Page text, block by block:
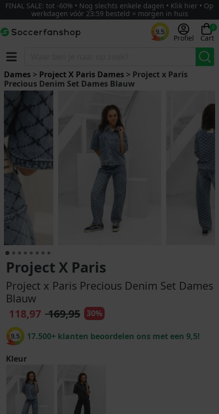
FINAL SALE: tot -60% • Nog slechts enkele dagen • Klik hier • Op
werkdagen vóór 23:59 besteld = morgen in huis
9.5
Profiel
0
Cart
Dames > Project X Paris Dames > Project x Paris
Precious Denim Set Dames Blauw
Project X Paris
Project x Paris Precious Denim Set Dames
Blauw
118,97 169,95 30%
9.5 17.500+ klanten beoordelen ons met een 9,5!
Kleur